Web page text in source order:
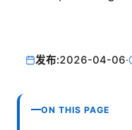
发布:2026-04-06·
ON THIS PAGE